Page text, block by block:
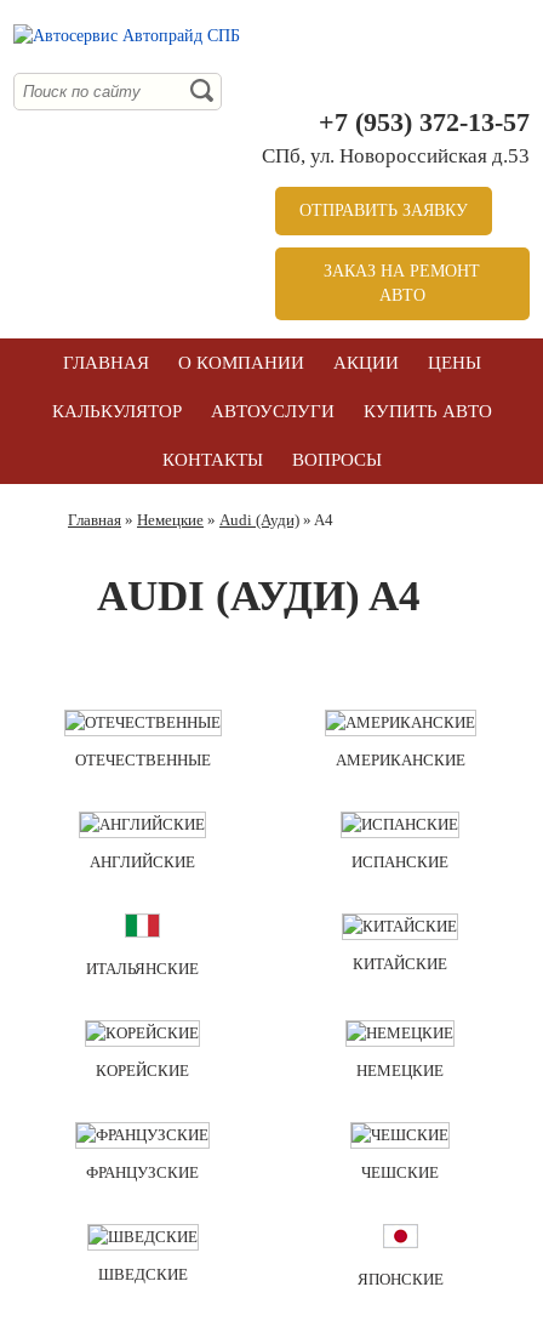
+7 (953) 372-13-57
СПб, ул. Новоросcийская д.53
ОТПРАВИТЬ ЗАЯВКУ
ЗАКАЗ НА РЕМОНТ
АВТО
ГЛАВНАЯ О КОМПАНИИ АКЦИИ ЦЕНЫ
КАЛЬКУЛЯТОР АВТОУСЛУГИ КУПИТЬ АВТО
КОНТАКТЫ ВОПРОСЫ
Главная » Немецкие » Audi (Ауди) » A4
AUDI (АУДИ) A4
ОТЕЧЕСТВЕННЫЕ АМЕРИКАНСКИЕ
АНГЛИЙСКИЕ ИСПАНСКИЕ
ИТАЛЬЯНСКИЕ КИТАЙСКИЕ
КОРЕЙСКИЕ НЕМЕЦКИЕ
ФРАНЦУЗСКИЕ ЧЕШСКИЕ
ШВЕДСКИЕ ЯПОНСКИЕ